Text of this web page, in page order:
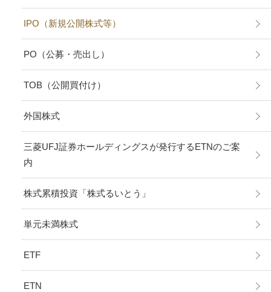
IPO（新規公開株式等）
PO（公募・売出し）
TOB（公開買付け）
外国株式
三菱UFJ証券ホールディングスが発行するETNのご案
内
株式累積投資「株式るいとう」
単元未満株式
ETF
ETN